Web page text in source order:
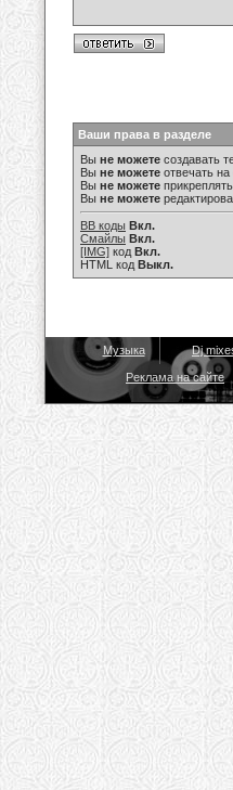
Ваши права в разделе
Вы не можете создавать
Вы не можете отвечать
Вы не можете
Вы не можете
BB коды Вкл.
Смайлы Вкл.
[IMG] код Вкл.
HTML код Выкл.
Музыка Dj
Реклама на сайте